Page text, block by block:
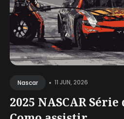
Nascar • 11 JUN, 2026
2025 NASCAR Série